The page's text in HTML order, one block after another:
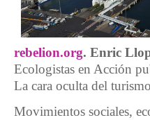
rebelion.org. Enric
Ecologistas en Acción
La cara oculta del
Movimientos sociales,